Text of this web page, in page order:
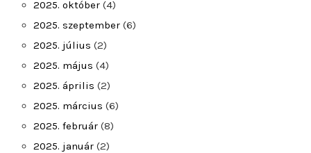
2025. október (4)
2025. szeptember (6)
2025. július (2)
2025. május (4)
2025. április (2)
2025. március (6)
2025. február (8)
2025. január (2)